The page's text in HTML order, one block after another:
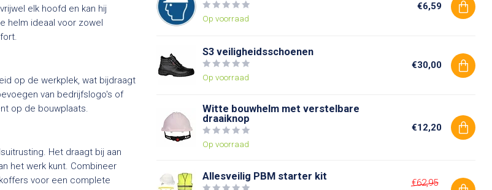
elk hoofd en kan hij
helm ideaal voor zowel
op de werkplek, wat bijdraagt
van bedrijfslogo's of
op de bouwplaats.
Het draagt bij aan
het werk kunt. Combineer
voor een complete
Op voorraad
€6,59
S3 veiligheidsschoenen
Op voorraad
€30,00
Witte bouwhelm met verstelbare
draaiknop
Op voorraad
€12,20
Allesveilig PBM starter kit
€62,95